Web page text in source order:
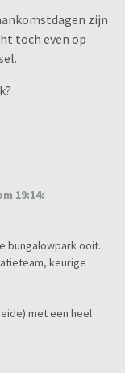
zijn
toch even op
19:14:
bungalowpark ooit.
keurige
met een heel